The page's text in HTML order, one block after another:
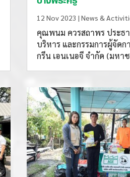
12 Nov 2023 |News &
คุณพนม ควรสถาพร ประธ
บริหาร และกรรมการผู้จัดก
กรีน เอนเนอจี จำกัด (มหา